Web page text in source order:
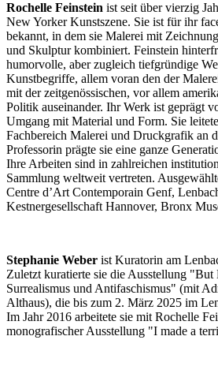
Rochelle Feinstein ist seit über vierzig
New Yorker Kunstszene. Sie ist für ihr
bekannt, in dem sie Malerei mit
und Skulptur kombiniert. Feinstein
humorvolle, aber zugleich tiefgründige
Kunstbegriffe, allem voran den der
mit der zeitgenössischen, vor allem
Politik auseinander. Ihr Werk ist geprägt
Umgang mit Material und Form. Sie
Fachbereich Malerei und Druckgrafik an
Professorin prägte sie eine ganze
Ihre Arbeiten sind in zahlreichen
Sammlung weltweit vertreten.
Centre d’Art Contemporain Genf,
Kestnergesellschaft Hannover, Bronx
Stephanie Weber ist Kuratorin am
Zuletzt kuratierte sie die Ausstellung
Surrealismus und Antifaschismus" (mit
Althaus), die bis zum 2. März 2025 im
Im Jahr 2016 arbeitete sie mit Rochelle
monografischer Ausstellung "I made a